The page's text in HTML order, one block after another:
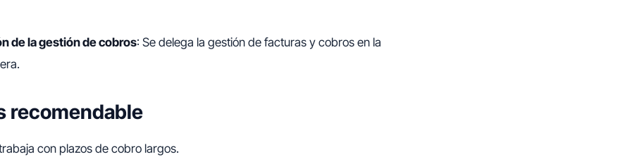
de la gestión de cobros: Se delega la gestión de facturas y cobros en la
recomendable
con plazos de cobro largos.